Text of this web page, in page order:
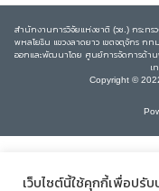
สำนักงานการวิจัยแห่งชาติ (วช.) กระท
พหลโยธิน แขวงลาดยาว เขตจตุจักร
ออกและพัฒนาโดย ศูนย์การจัดการด้า
เ
Copyright ©
เว็บไซต์นี้ใช้คุกกี้เพื่อปรั